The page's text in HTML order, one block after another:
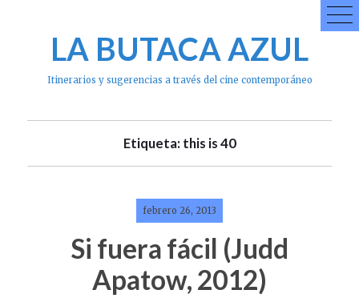
LA BUTACA AZUL
Itinerarios y sugerencias a través del cine contemporáneo
Etiqueta: this is 40
febrero 26, 2013
Si fuera fácil (Judd
Apatow, 2012)